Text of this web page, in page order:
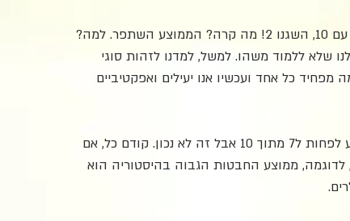
דיברנו עם 10, השגנו אחד. דיברנו עם 10, השגנו אחד; דיברנו עם 10, השגנו 2! מה קרה? הממוצע השתפר. למה?
שלא ללמוד משהו. למשל, למדנו לזהות סוגי
כל אחד ועכשיו אנו יעילים ואפקטיביים
כמה צריך בשביל להצליח? אתם עלולים לחשוב שצריך להגיע לפחות ל7 מתוך 10 אבל זה לא נכון. קודם כל, אם
יספיק. אבל בבייסבול, לדוגמה, ממוצע החבטות הגבוה בהיסטוריה הוא